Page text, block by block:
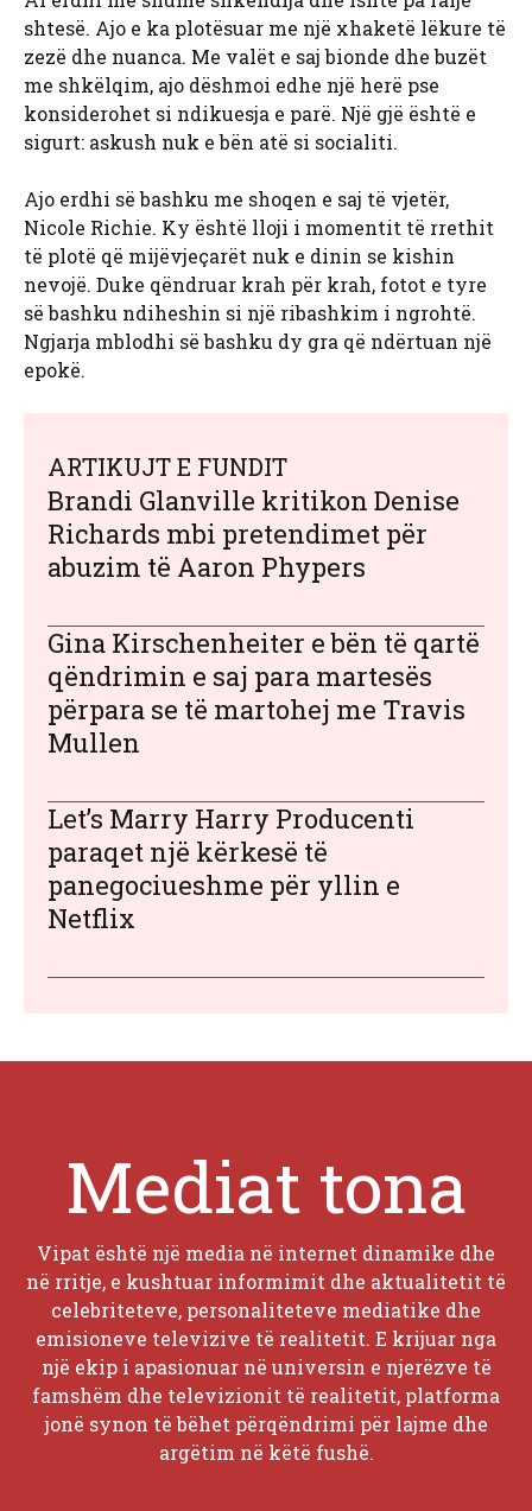
shtesë. Ajo e ka plotësuar me një xhaketë lëkure të
zezë dhe nuanca. Me valët e saj bionde dhe buzët
me shkëlqim, ajo dëshmoi edhe një herë pse
konsiderohet si ndikuesja e parë. Një gjë është e
sigurt: askush nuk e bën atë si socialiti.
Ajo erdhi së bashku me shoqen e saj të vjetër,
Nicole Richie. Ky është lloji i momentit të rrethit
të plotë që mijëvjeçarët nuk e dinin se kishin
nevojë. Duke qëndruar krah për krah, fotot e tyre
së bashku ndiheshin si një ribashkim i ngrohtë.
Ngjarja mblodhi së bashku dy gra që ndërtuan një
epokë.
ARTIKUJT E FUNDIT
Brandi Glanville kritikon Denise
Richards mbi pretendimet për
abuzim të Aaron Phypers
Gina Kirschenheiter e bën të qartë
qëndrimin e saj para martesës
përpara se të martohej me Travis
Mullen
Let’s Marry Harry Producenti
paraqet një kërkesë të
panegociueshme për yllin e
Netflix
Mediat tona
Vipat është një media në internet dinamike dhe
në rritje, e kushtuar informimit dhe aktualitetit të
celebriteteve, personaliteteve mediatike dhe
emisioneve televizive të realitetit. E krijuar nga
një ekip i apasionuar në universin e njerëzve të
famshëm dhe televizionit të realitetit, platforma
jonë synon të bëhet përqëndrimi për lajme dhe
argëtim në këtë fushë.